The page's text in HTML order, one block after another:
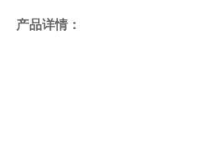
产品详情：